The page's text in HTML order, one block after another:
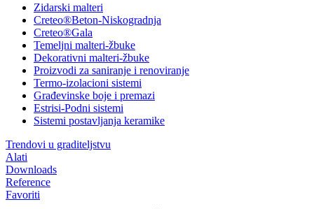
Zidarski malteri
Creteo®Beton-Niskogradnja
Creteo®Gala
Temeljni malteri-žbuke
Dekorativni malteri-žbuke
Proizvodi za saniranje i renoviranje
Termo-izolacioni sistemi
Građevinske boje i premazi
Estrisi-Podni sistemi
Sistemi postavljanja keramike
Trendovi u graditeljstvu
Alati
Downloads
Reference
Favoriti